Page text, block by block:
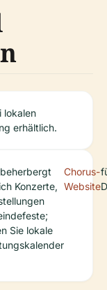
lokalen
erhältlich.
Konzerte,
Sie lokale
Chorus-
Website